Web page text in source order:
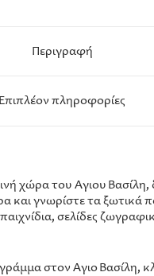
Περιγραφή
Επιπλέον πληροφορίες
χώρα του Άγιου Βασίλη,
και γνωρίστε τα ξωτικά
σελίδες
στον Άγιο Βασίλη,